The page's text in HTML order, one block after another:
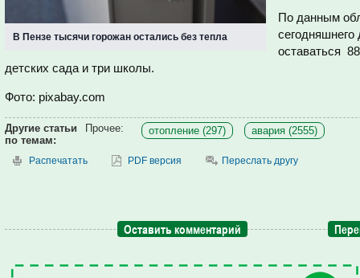
В Пензе тысячи горожан остались без тепла
По данным
сегодняшнего
оставаться
детских сада и три школы.
Фото: pixabay.com
Другие статьи
по темам:
Прочее: отопление (297) авария (2555)
Распечатать PDF версия Переслать другу
Оставить комментарий